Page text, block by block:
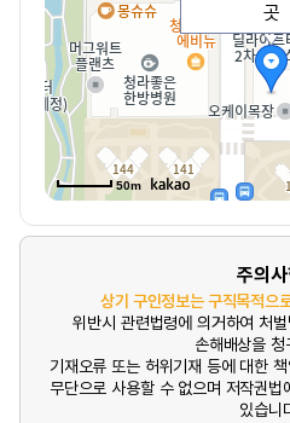
곳
50m
주의
상기 구인정보는 구직목적으
위반시 관련법령에 의거하여 처
손해배상을 청
기재오류 또는 허위기재 등에 대한
무단으로 사용할 수 없으며 저작권
있습니